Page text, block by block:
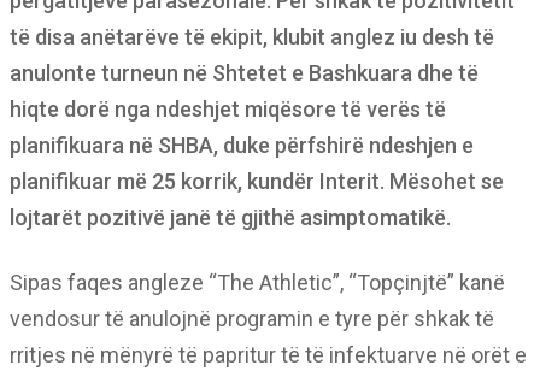
të disa anëtarëve të ekipit, klubit anglez iu desh të
anulonte turneun në Shtetet e Bashkuara dhe të
hiqte dorë nga ndeshjet miqësore të verës të
planifikuara në SHBA, duke përfshirë ndeshjen e
planifikuar më 25 korrik, kundër Interit. Mësohet se
lojtarët pozitivë janë të gjithë asimptomatikë.
Sipas faqes angleze “The Athletic”, “Topçinjtë” kanë
vendosur të anulojnë programin e tyre për shkak të
rritjes në mënyrë të papritur të të infektuarve në orët e